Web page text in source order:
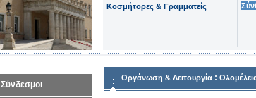
Κοσμήτορες & Γραμματείς
Σύνδεσμοι
Οργάνωση & Λειτουργία :